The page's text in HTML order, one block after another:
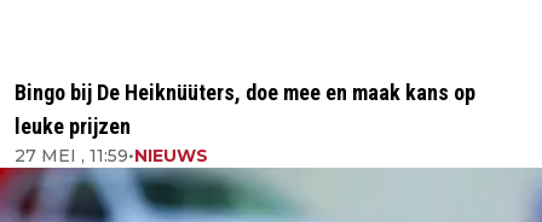
Bingo bij De Heiknüüters, doe mee en maak kans op
leuke prijzen
27 MEI , 11:59•NIEUWS